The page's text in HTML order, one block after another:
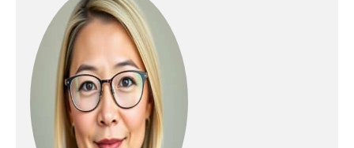
commencer ! Le camion
de transport pour
chevaux, équipé d'un toit
amovible, garantit une
expérience de jeu
authentique. L'ensemble
comprend des
couvertures, des brides,